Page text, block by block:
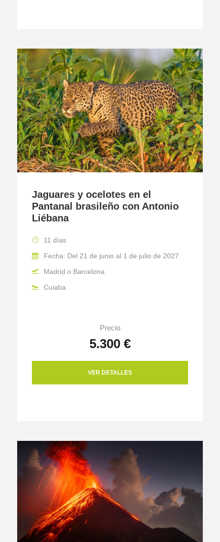
Jaguares y ocelotes en el
Pantanal brasileño con Antonio
Liébana
11 días
Fecha: Del 21 de junio al 1 de julio de 2027
Madrid o Barcelona
Cuiaba
Precio
5.300 €
VER DETALLES